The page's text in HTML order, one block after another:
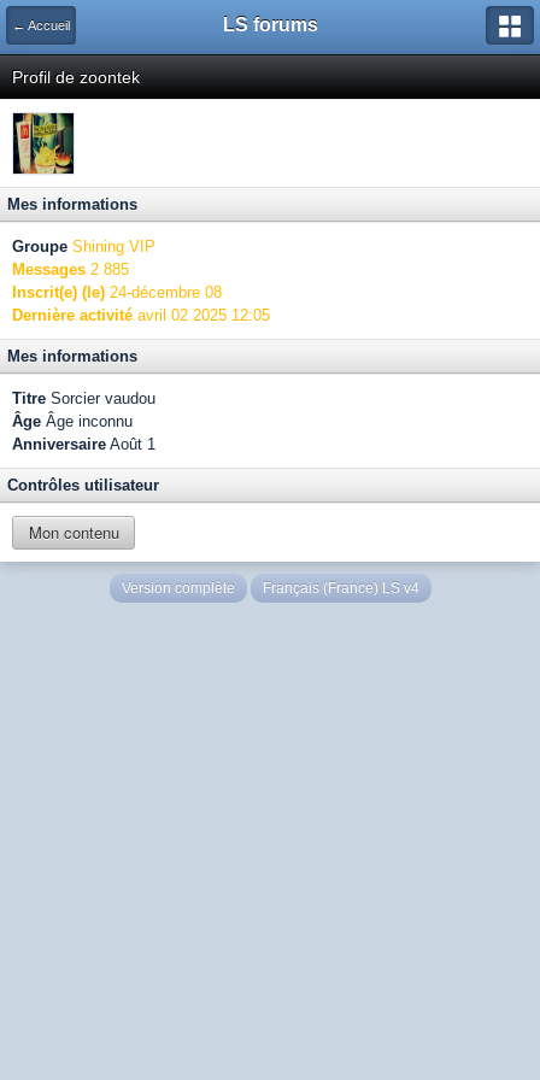
← Accueil LS forums
Profil de zoontek
Mes informations
Groupe Shining VIP
Messages 2 885
Inscrit(e) (le) 24-décembre 08
Dernière activité avril 02 2025 12:05
Mes informations
Titre Sorcier vaudou
Âge Âge inconnu
Anniversaire Août 1
Contrôles utilisateur
Mon contenu
Version complète Français (France) LS v4